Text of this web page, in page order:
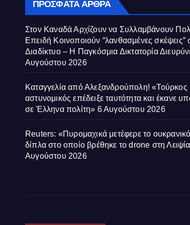
ΠΡΌΣΦΑΤΑ ΆΡΘΡΑ
Στον Καναδά Αρχίζουν να Συλλαμβάνουν
Επειδή Κοινοποιούν “λανθασμένες σκέψεις”
Διαδίκτυο – Η Παγκόσμια Δικτατορία
Αυγούστου 2026
Καταγγελία από Αλεξανδρούπολη! «Τούρκος
αστυνομικός επέδειξε ταυτότητα και έκανε
σε Έλληνα πολίτη» 6 Αυγούστου 2026
Reuters: «Πυρομαχικά μετέφερε το
δίπλα στο οποίο βρέθηκε το drone στη
Αυγούστου 2026